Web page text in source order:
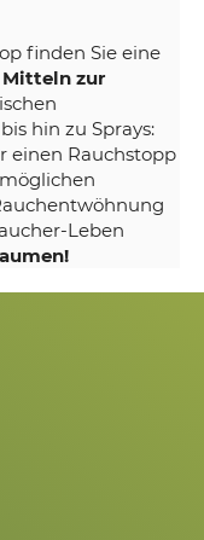
finden Sie eine
Mitteln zur
hin zu Sprays:
einen Rauchstopp
Leben